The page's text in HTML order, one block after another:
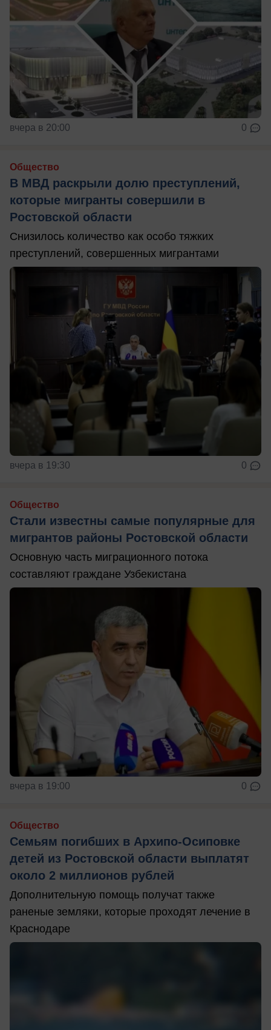
вчера в 20:00 0
Общество
В МВД раскрыли долю преступлений,
которые мигранты совершили в
Ростовской области
Снизилось количество как особо тяжких
преступлений, совершенных мигрантами
вчера в 19:30 0
Общество
Стали известны самые популярные для
мигрантов районы Ростовской области
Основную часть миграционного потока
составляют граждане Узбекистана
вчера в 19:00 0
Общество
Семьям погибших в Архипо-Осиповке
детей из Ростовской области выплатят
около 2 миллионов рублей
Дополнительную помощь получат также
раненые земляки, которые проходят лечение в
Краснодаре